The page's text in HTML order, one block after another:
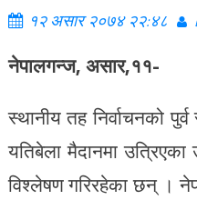
१२ असार २०७४ २२:४८
नेपालगन्ज, असार,११-
स्थानीय तह निर्वाचनको
यतिबेला मैदानमा उत्रिएका
विश्लेषण गरिरहेका छन् ।